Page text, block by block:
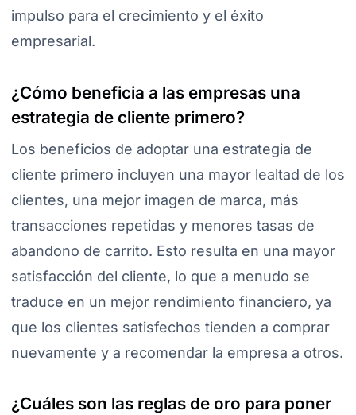
impulso para el crecimiento y el éxito
empresarial.
¿Cómo beneficia a las empresas una
estrategia de cliente primero?
Los beneficios de adoptar una estrategia de
cliente primero incluyen una mayor lealtad de los
clientes, una mejor imagen de marca, más
transacciones repetidas y menores tasas de
abandono de carrito. Esto resulta en una mayor
satisfacción del cliente, lo que a menudo se
traduce en un mejor rendimiento financiero, ya
que los clientes satisfechos tienden a comprar
nuevamente y a recomendar la empresa a otros.
¿Cuáles son las reglas de oro para poner